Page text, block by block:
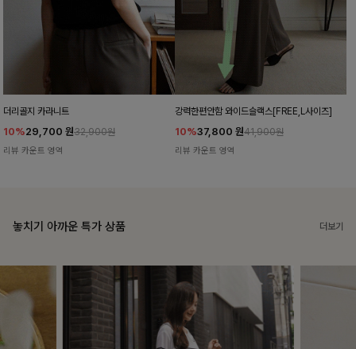
더리골지 카라니트
10%29,700 원32,900원
리뷰 카운트 영역
강력한편안함 와이드슬랙스[FREE,L사이즈]
10%37,800 원41,900원
리뷰 카운트 영역
놓치기 아까운 특가 상품 더보기